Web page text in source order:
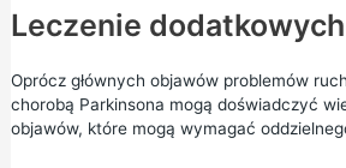
Leczenie
Oprócz głównych objawów problemów
chorobą Parkinsona mogą doświadczyć
objawów, które mogą wymagać